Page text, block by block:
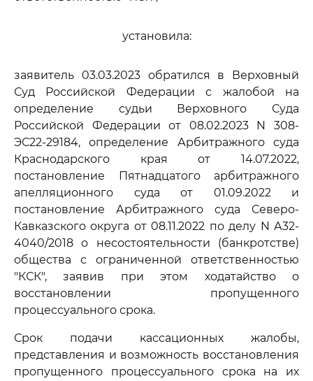
установила:
заявитель 03.03.2023 обратился в Верховный
Суд Российской Федерации с жалобой на
определение судьи Верховного Суда
Российской Федерации от 08.02.2023 N 308-
ЭС22-29184, определение Арбитражного суда
Краснодарского края от 14.07.2022,
постановление Пятнадцатого арбитражного
апелляционного суда от 01.09.2022 и
постановление Арбитражного суда Северо-
Кавказского округа от 08.11.2022 по делу N А32-
4040/2018 о несостоятельности (банкротстве)
общества с ограниченной ответственностью
"КСК", заявив при этом ходатайство о
восстановлении пропущенного
процессуального срока.
Срок подачи кассационных жалобы,
представления и возможность восстановления
пропущенного процессуального срока на их